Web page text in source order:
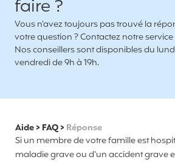
faire ?
Vous n’avez toujours pas trouvé la
votre question ? Contactez notre service
Nos conseillers sont disponibles du
vendredi de 9h à 19h.
Aide> FAQ> Réponse
Si un membre de votre famille est
maladie grave ou d’un accident grave